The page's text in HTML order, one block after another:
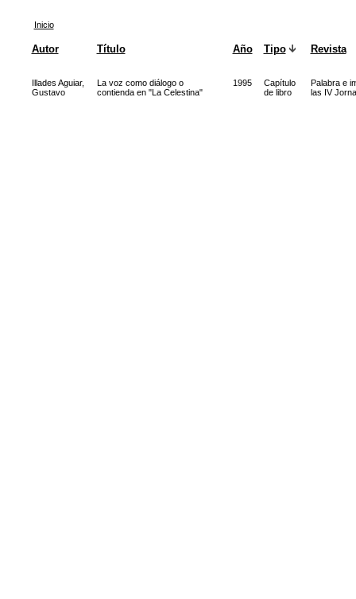
Inicio
Autor Título Año Tipo Revista
Illades Aguiar,
Gustavo
La voz como diálogo o
contienda en "La Celestina"
1995
Capítulo
de libro
Palabra e
las IV